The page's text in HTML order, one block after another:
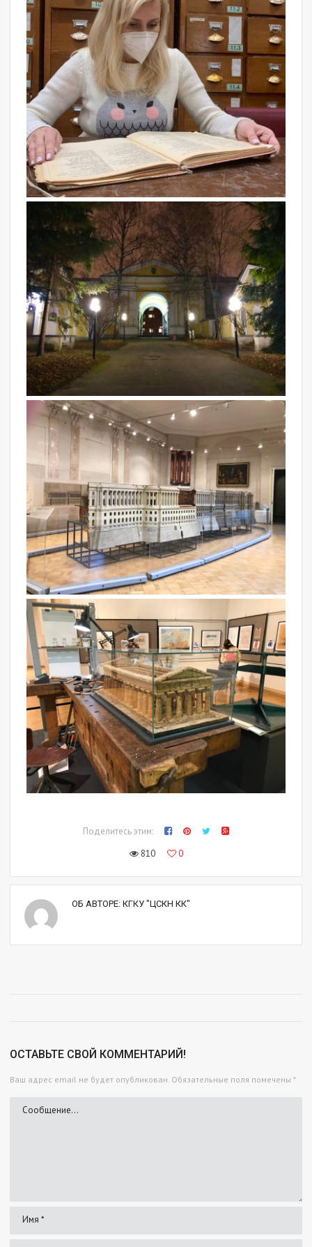
Поделитесь этим:
810
0
ОБ АВТОРЕ: КГКУ "ЦСКН КК"
ОСТАВЬТЕ СВОЙ КОММЕНТАРИЙ!
Ваш адрес email не будет опубликован. Обязательные поля помечены *